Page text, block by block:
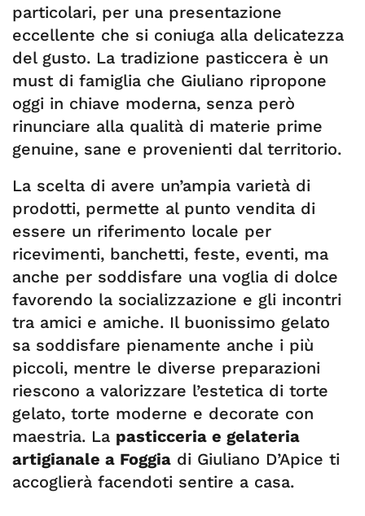
particolari, per una presentazione
eccellente che si coniuga alla delicatezza
del gusto. La tradizione pasticcera è un
must di famiglia che Giuliano ripropone
oggi in chiave moderna, senza però
rinunciare alla qualità di materie prime
genuine, sane e provenienti dal territorio.
La scelta di avere un’ampia varietà di
prodotti, permette al punto vendita di
essere un riferimento locale per
ricevimenti, banchetti, feste, eventi, ma
anche per soddisfare una voglia di dolce
favorendo la socializzazione e gli incontri
tra amici e amiche. Il buonissimo gelato
sa soddisfare pienamente anche i più
piccoli, mentre le diverse preparazioni
riescono a valorizzare l’estetica di torte
gelato, torte moderne e decorate con
maestria. La pasticceria e gelateria
artigianale a Foggia di Giuliano D’Apice ti
accoglierà facendoti sentire a casa.